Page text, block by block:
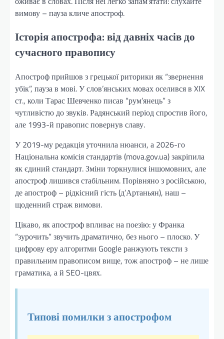
вимову – пауза кличе апостроф.
Історія апострофа: від давніх часів до
сучасного правопису
Апостроф прийшов з грецької риторики як “звернення
убік”, пауза в мові. У слов’янських мовах оселився в XIX
ст., коли Тарас Шевченко писав “рум’янець” з
чутливістю до звуків. Радянський період спростив його,
але 1993-й правопис повернув славу.
У 2019-му редакція уточнила нюанси, а 2026-го
Національна комісія стандартів (mova.gov.ua) закріпила
як єдиний стандарт. Зміни торкнулися іншомовних, але
апостроф лишився стабільним. Порівняно з російською,
де апостроф – рідкісний гість (д’Артаньян), наш –
щоденний страж вимови.
Цікаво, як апостроф впливає на поезію: у Франка
“зурочить” звучить драматично, без нього – плоско. У
цифрову еру алгоритми Google ранжують тексти з
правильним правописом вище, тож апостроф – не лише
граматика, а й SEO-цвях.
Типові помилки з апострофом